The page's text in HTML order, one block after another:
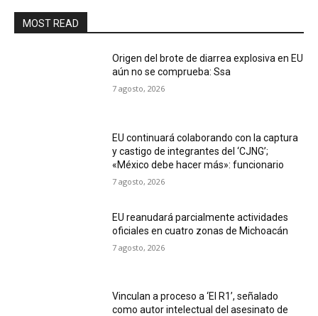
MOST READ
Origen del brote de diarrea explosiva en EU
aún no se comprueba: Ssa
7 agosto, 2026
EU continuará colaborando con la captura
y castigo de integrantes del ‘CJNG’;
«México debe hacer más»: funcionario
7 agosto, 2026
EU reanudará parcialmente actividades
oficiales en cuatro zonas de Michoacán
7 agosto, 2026
Vinculan a proceso a ‘El R1’, señalado
como autor intelectual del asesinato de